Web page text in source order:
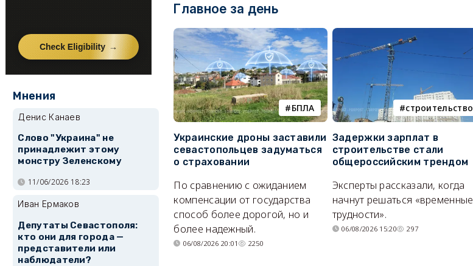
Главное за день
БПЛА
Украинские дроны заставили
севастопольцев задуматься
о страховании
По сравнению с ожиданием
компенсации от государства
способ более дорогой, но и
более надежный.
06/08/2026 20:01 2250
строительство
Задержки зарплат в
строительстве стали
общероссийским трендом
Эксперты рассказали, когда
начнут решаться «временные
трудности».
06/08/2026 15:20 297
Мнения
Денис Канаев
Слово "Украина" не
принадлежит этому
монстру Зеленскому
11/06/2026 18:23
Иван Ермаков
Депутаты Севастополя:
кто они для города —
представители или
наблюдатели?